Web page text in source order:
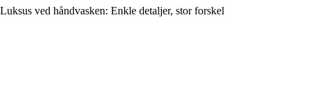
Luksus ved håndvasken: Enkle detaljer, stor forskel